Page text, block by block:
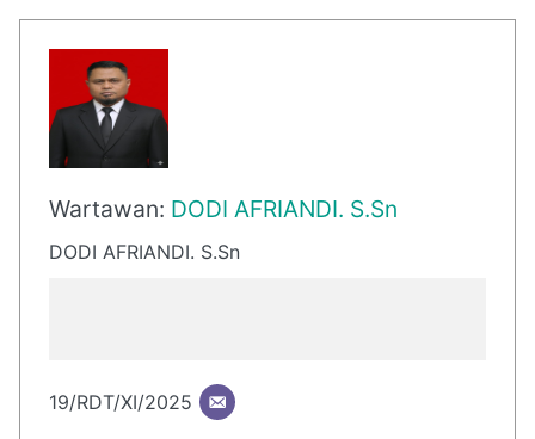
Wartawan: DODI AFRIANDI. S.Sn
DODI AFRIANDI. S.Sn
19/RDT/XI/2025